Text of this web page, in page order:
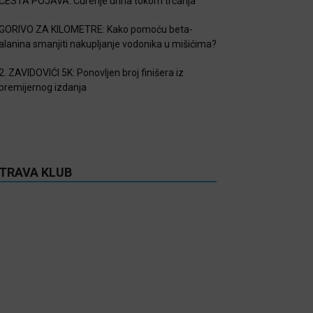
ZA KILOMETRE: Kako pomoću beta-
smanjiti nakupljanje vodonika u mišićima?
ZAVIDOVIĆI 5K: Ponovljen broj finišera iz
izdanja
KLUB